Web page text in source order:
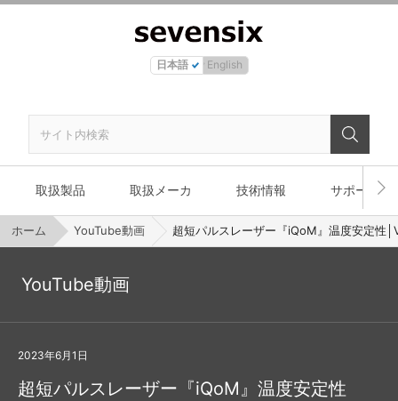
日本語 English
取扱製品 取扱メーカ 技術情報 サポート
ホーム YouTube動画 超短パルスレーザー『iQoM』温度安定性
YouTube動画
超短パルスレーザー『iQoM』温度安定性
2023年6月1日